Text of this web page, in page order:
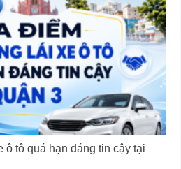
tô quá hạn đáng tin cậy tại